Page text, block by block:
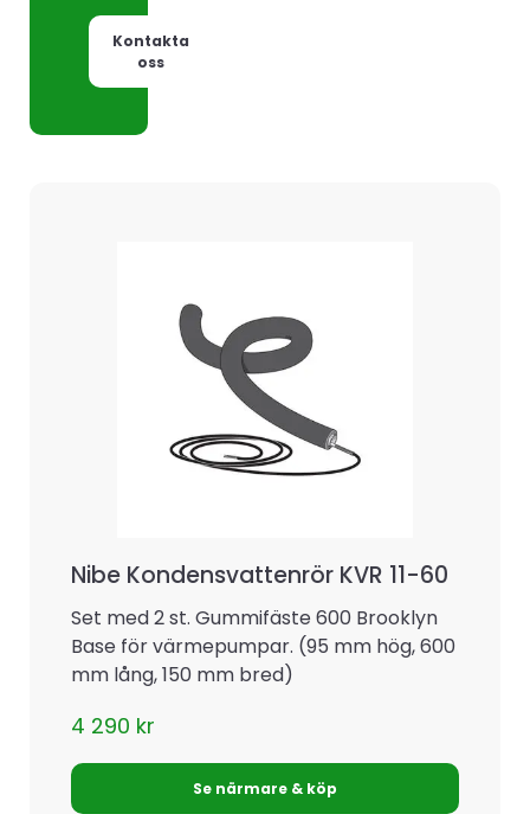
Kontakta
oss
Nibe Kondensvattenrör KVR 11-60
Set med 2 st. Gummifäste 600 Brooklyn
Base för värmepumpar. (95 mm hög, 600
mm lång, 150 mm bred)
4 290 kr
Se närmare & köp